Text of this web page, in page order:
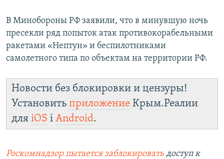
В Минобороны РФ заявили, что в минувшую ночь
пресекли ряд попыток атак противокорабельными
ракетами «Нептун» и беспилотниками
самолетного типа по объектам на территории РФ.
Новости без блокировки и цензуры!
Установить приложение Крым.Реалии
для iOS і Android.
Роскомнадзор пытается заблокировать доступ к